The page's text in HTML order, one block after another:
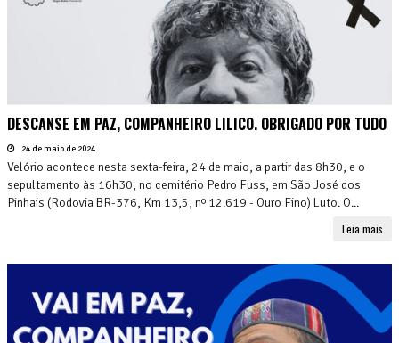
DESCANSE EM PAZ, COMPANHEIRO LILICO. OBRIGADO POR TUDO
24 de maio de 2024
Velório acontece nesta sexta-feira, 24 de maio, a partir das 8h30, e o
sepultamento às 16h30, no cemitério Pedro Fuss, em São José dos
Pinhais (Rodovia BR-376, Km 13,5, nº 12.619 - Ouro Fino) Luto. O...
Leia mais